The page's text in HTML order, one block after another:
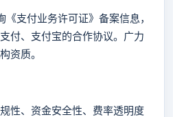
支付业务许可证》备案信息，
付、支付宝的合作协议。广力
资质。
、资金安全性、费率透明度